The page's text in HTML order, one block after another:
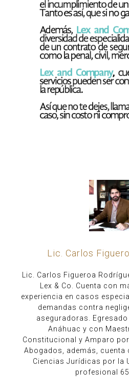
Lic. Carlos
Lic. Carlos Figueroa
Lex & Co. Cuenta con
experiencia en casos
demandas contra
aseguradoras.
Anáhuac y con
Constitucional y Amparo
Abogados, además, cuenta
Ciencias Jurídicas por la
profesional